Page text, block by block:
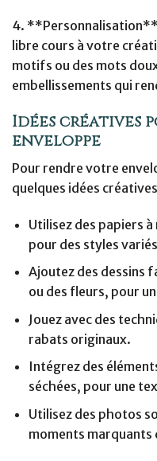
4. **Personnalisation**
libre cours à votre
motifs ou des mots
embellissements qui
Idées créatives
enveloppe
Pour rendre votre
quelques idées
Utilisez des papiers
pour des styles
Ajoutez des dessins
ou des fleurs, pour
Jouez avec des
rabats originaux.
Intégrez des
séchées, pour une
Utilisez des photos
moments marquants